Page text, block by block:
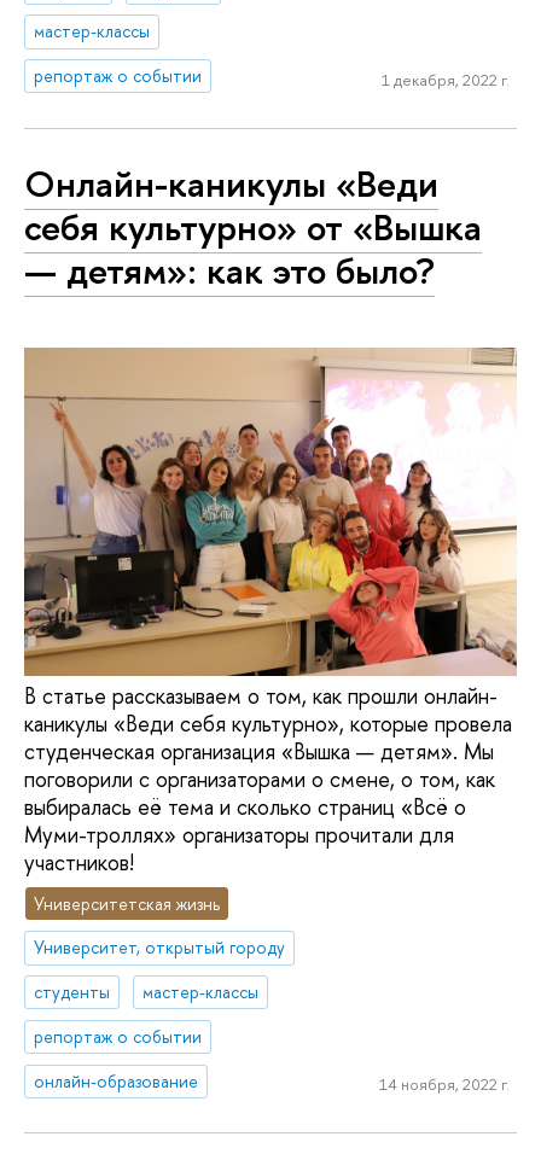
мастер-классы
репортаж о событии
1 декабря, 2022 г.
Онлайн-каникулы «Веди
себя культурно» от «Вышка
— детям»: как это было?
В статье рассказываем о том, как прошли онлайн-
каникулы «Веди себя культурно», которые провела
студенческая организация «Вышка — детям». Мы
поговорили с организаторами о смене, о том, как
выбиралась её тема и сколько страниц «Всё о
Муми-троллях» организаторы прочитали для
участников!
Университетская жизнь
Университет, открытый городу
студенты
мастер-классы
репортаж о событии
онлайн-образование
14 ноября, 2022 г.